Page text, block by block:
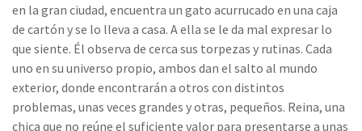
en la gran ciudad, encuentra un gato acurrucado en una caja
de cartón y se lo lleva a casa. A ella se le da mal expresar lo
que siente. Él observa de cerca sus torpezas y rutinas. Cada
uno en su universo propio, ambos dan el salto al mundo
exterior, donde encontrarán a otros con distintos
problemas, unas veces grandes y otras, pequeños. Reina, una
chica que no reúne el suficiente valor para presentarse a unas